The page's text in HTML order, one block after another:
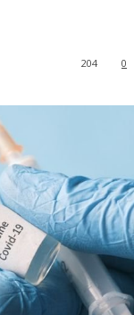
0
204